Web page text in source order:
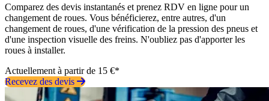
Comparez des devis instantanés et prenez RDV en ligne pour un
changement de roues. Vous bénéficierez, entre autres, d'un
changement de roues, d'une vérification de la pression des pneus et
d'une inspection visuelle des freins. N'oubliez pas d'apporter les
roues à installer.
Actuellement à partir de 15 €*
Recevez des devis